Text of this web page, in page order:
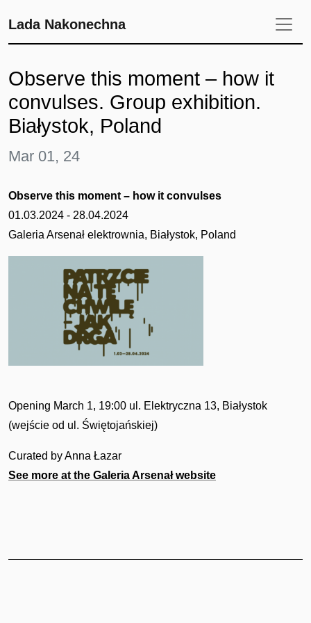
Lada Nakonechna
Observe this moment – how it
convulses. Group exhibition.
Białystok, Poland
Mar 01, 24
Observe this moment – how it convulses
01.03.2024 - 28.04.2024
Galeria Arsenał elektrownia, Białystok, Poland
Opening March 1, 19:00 ul. Elektryczna 13, Białystok
(wejście od ul. Świętojańskiej)
Curated by Anna Łazar
See more at the Galeria Arsenał website